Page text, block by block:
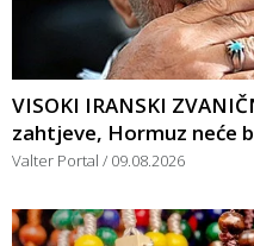
VISOKI IRANSKI
zahtjeve, Hormuz neće
Valter Portal 09.08.2026